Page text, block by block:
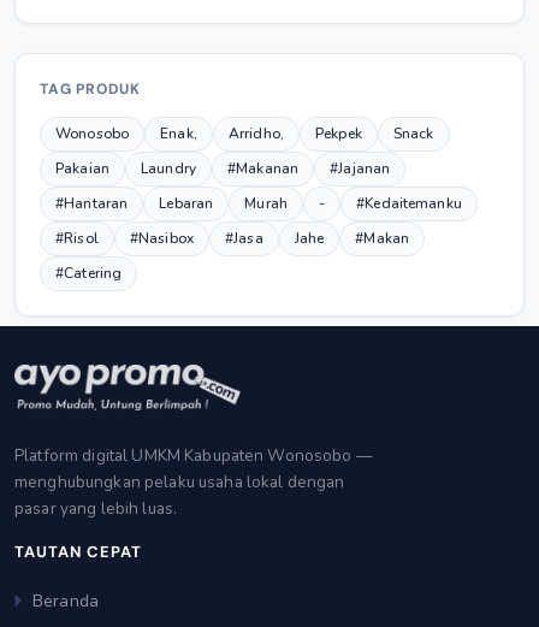
TAG PRODUK
Wonosobo Enak, Arridho, Pekpek
Snack
Pakaian
Laundry #Makanan
#Jajanan
#Hantaran
Lebaran Murah -
#Kedaitemanku
#Risol
#Nasibox #Jasa Jahe
#Makan
#Catering
Platform digital UMKM Kabupaten Wonosobo —
menghubungkan pelaku usaha lokal dengan
pasar yang lebih luas.
TAUTAN CEPAT
Beranda